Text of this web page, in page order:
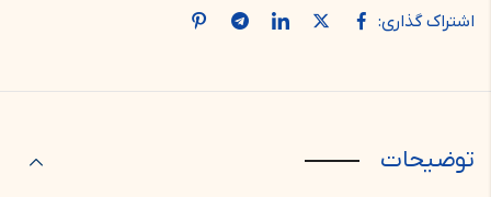
اشتراک گذاری:
توضیحات